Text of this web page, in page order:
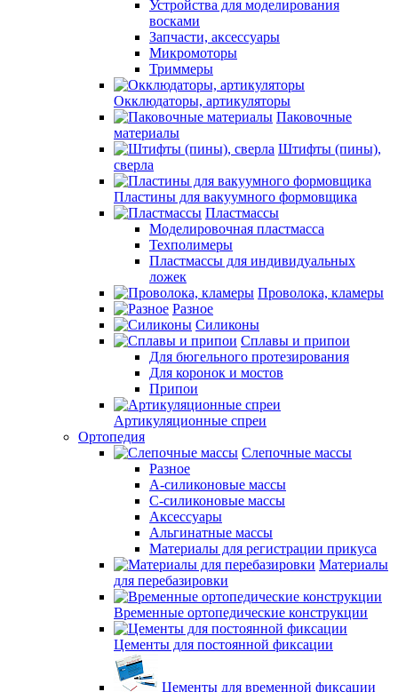
Устройства для моделирования
восками
Запчасти, аксессуары
Микромоторы
Триммеры
Окклюдаторы, артикуляторы
Паковочные
материалы
Штифты (пины),
сверла
Пластины для вакуумного формовщика
Пластмассы
Моделировочная пластмасса
Техполимеры
Пластмассы для индивидуальных
ложек
Проволока, кламеры
Разное
Силиконы
Сплавы и припои
Для бюгельного протезирования
Для коронок и мостов
Припои
Артикуляционные спреи
Ортопедия
Слепочные массы
Разное
А-силиконовые массы
С-силиконовые массы
Аксессуары
Альгинатные массы
Материалы для регистрации прикуса
Материалы
для перебазировки
Временные ортопедические конструкции
Цементы для постоянной фиксации
Цементы для временной фиксации